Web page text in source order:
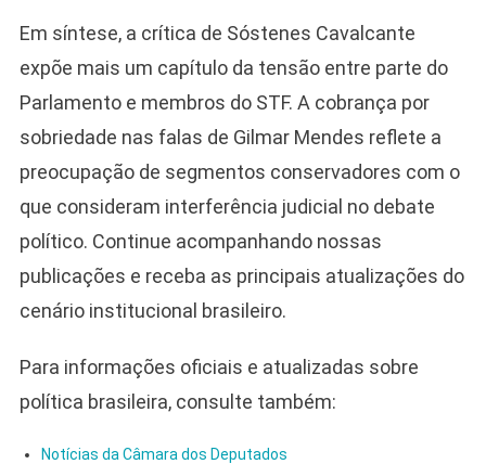
Em síntese, a crítica de Sóstenes Cavalcante
expõe mais um capítulo da tensão entre parte do
Parlamento e membros do STF. A cobrança por
sobriedade nas falas de Gilmar Mendes reflete a
preocupação de segmentos conservadores com o
que consideram interferência judicial no debate
político. Continue acompanhando nossas
publicações e receba as principais atualizações do
cenário institucional brasileiro.
Para informações oficiais e atualizadas sobre
política brasileira, consulte também:
Notícias da Câmara dos Deputados